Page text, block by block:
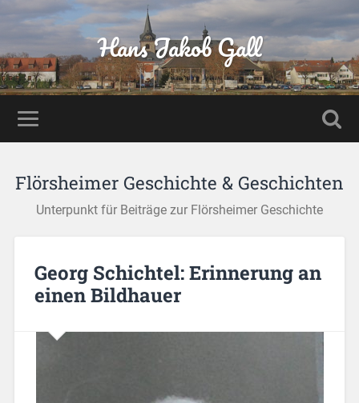
Hans Jakob Gall
Flörsheimer Geschichte & Geschichten
Unterpunkt für Beiträge zur Flörsheimer Geschichte
Georg Schichtel: Erinnerung an
einen Bildhauer